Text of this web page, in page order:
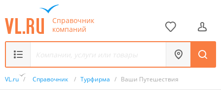
Справочник
компаний
VL.ru / Справочник / Турфирма / Ваши Путешествия